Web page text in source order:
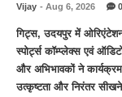
Vijay - Aug 6, 2026 0
गिट्स, उदयपुर में
स्पोर्ट्स कॉम्प्लेक्स एवं
और अभिभावकों ने कार्यक्रम
उत्कृष्टता और निरंतर